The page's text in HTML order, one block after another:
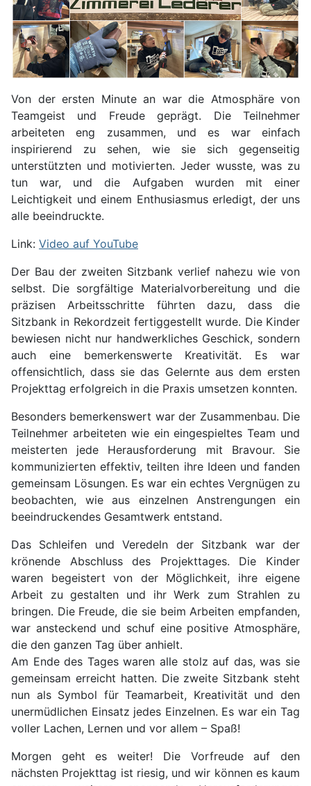
Von der ersten Minute an war die Atmosphäre von
Teamgeist und Freude geprägt. Die Teilnehmer
arbeiteten eng zusammen, und es war einfach
inspirierend zu sehen, wie sie sich gegenseitig
unterstützten und motivierten. Jeder wusste, was zu
tun war, und die Aufgaben wurden mit einer
Leichtigkeit und einem Enthusiasmus erledigt, der uns
alle beeindruckte.
Link: Video auf YouTube
Der Bau der zweiten Sitzbank verlief nahezu wie von
selbst. Die sorgfältige Materialvorbereitung und die
präzisen Arbeitsschritte führten dazu, dass die
Sitzbank in Rekordzeit fertiggestellt wurde. Die Kinder
bewiesen nicht nur handwerkliches Geschick, sondern
auch eine bemerkenswerte Kreativität. Es war
offensichtlich, dass sie das Gelernte aus dem ersten
Projekttag erfolgreich in die Praxis umsetzen konnten.
Besonders bemerkenswert war der Zusammenbau. Die
Teilnehmer arbeiteten wie ein eingespieltes Team und
meisterten jede Herausforderung mit Bravour. Sie
kommunizierten effektiv, teilten ihre Ideen und fanden
gemeinsam Lösungen. Es war ein echtes Vergnügen zu
beobachten, wie aus einzelnen Anstrengungen ein
beeindruckendes Gesamtwerk entstand.
Das Schleifen und Veredeln der Sitzbank war der
krönende Abschluss des Projekttages. Die Kinder
waren begeistert von der Möglichkeit, ihre eigene
Arbeit zu gestalten und ihr Werk zum Strahlen zu
bringen. Die Freude, die sie beim Arbeiten empfanden,
war ansteckend und schuf eine positive Atmosphäre,
die den ganzen Tag über anhielt.
Am Ende des Tages waren alle stolz auf das, was sie
gemeinsam erreicht hatten. Die zweite Sitzbank steht
nun als Symbol für Teamarbeit, Kreativität und den
unermüdlichen Einsatz jedes Einzelnen. Es war ein Tag
voller Lachen, Lernen und vor allem – Spaß!
Morgen geht es weiter! Die Vorfreude auf den
nächsten Projekttag ist riesig, und wir können es kaum